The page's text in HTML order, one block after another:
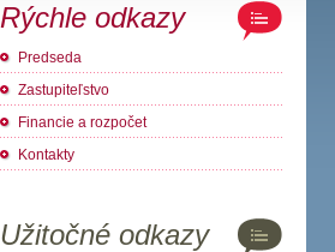
Rýchle odkazy
Predseda
Zastupiteľstvo
Financie a rozpočet
Kontakty
Užitočné odkazy